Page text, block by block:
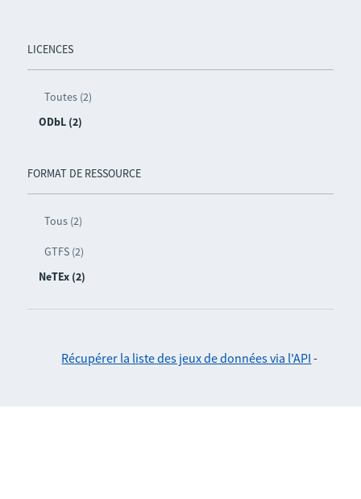
LICENCES
Toutes (2)
ODbL (2)
FORMAT DE RESSOURCE
Tous (2)
GTFS (2)
NeTEx (2)
Récupérer la liste des jeux de données via l'API -